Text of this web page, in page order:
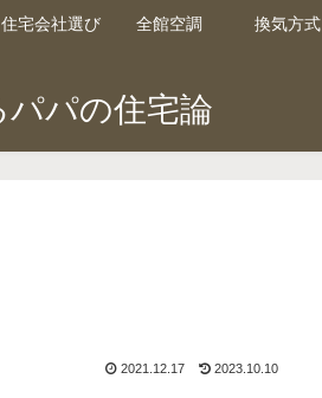
住宅会社選び 全館空調 換気方式
2021.12.17 2023.10.10